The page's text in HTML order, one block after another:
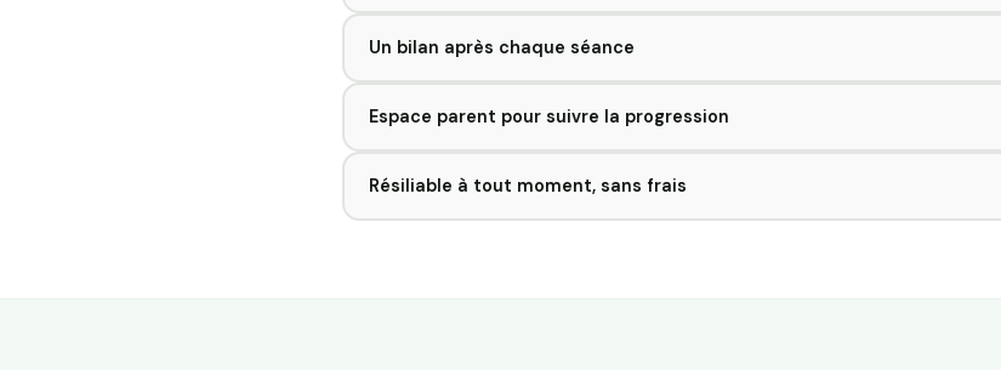
Un bilan après chaque séance
travailler avant la prochaine fois.
Espace parent pour suivre la progression
rassurant, simple.
Résiliable à tout moment, sans frais